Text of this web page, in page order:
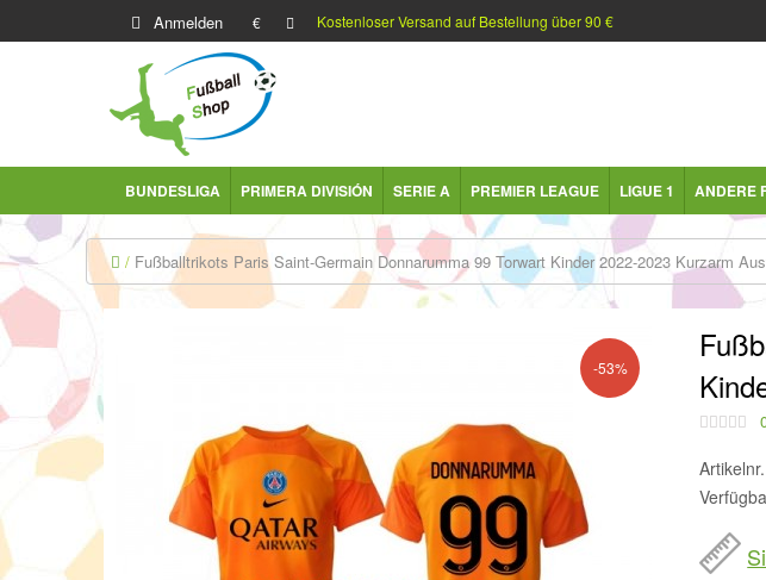
Anmelden € Kostenloser Versand auf Bestellung über 90 €
BUNDESLIGA PRIMERA DIVISIÓN SERIE A PREMIER LEAGUE LIGUE 1 ANDERE
Fußballtrikots Paris Saint-Germain Donnarumma 99 Torwart Kinder 2022-2023 Kurzarm
-53%
Artikelnr.